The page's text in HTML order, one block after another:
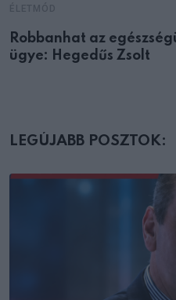
Robbanhat az
ügye: Hegedűs Zsolt
LEGÚJABB POSZTOK: